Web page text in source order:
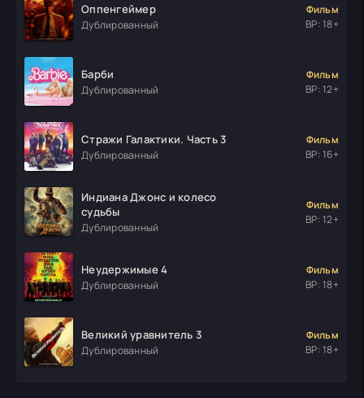
Оппенгеймер
Дублированный
Фильм
ВР: 18+
Барби
Дублированный
Фильм
ВР: 12+
Стражи Галактики. Часть 3
Дублированный
Фильм
ВР: 16+
Индиана Джонс и колесо
судьбы
Дублированный
Фильм
ВР: 12+
Неудержимые 4
Дублированный
Фильм
ВР: 18+
Великий уравнитель 3
Дублированный
Фильм
ВР: 18+